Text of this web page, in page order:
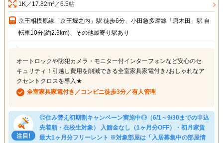
1K／17.82m²／6.5帖
京王相模原線「京王堀之内」駅 徒歩6分、小田急多摩線「唐木田」駅 自
転車10分(約2.3km)、その他最寄り駅あり
オートロックや防犯カメラ・モニター付インターフォンなど安心のセ
キュリティ！引越し費用を削減できる全室家具家電付き♪おしゃれなア
クセントクロスを導入★
全室家具家電付き／コンビニ徒歩3分／有人管理
◎住み替え初期割キャンペーン実施中◎（6/1～9/30までの申込
先着順・在校生対象） 入館金なし（1ヶ月分OFF）・初月家賃
最大1ヶ月分フリーレント ※対象部屋は「入居募集中の部屋情